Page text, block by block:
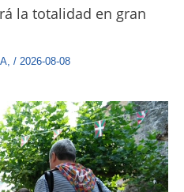
la totalidad en gran
/ 2026-08-08